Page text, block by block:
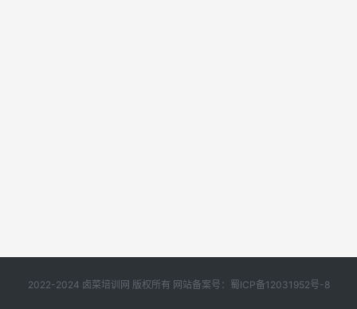
2022-2024 卤菜培训网 版权所有 网站备案号： 蜀ICP备12031952号-8